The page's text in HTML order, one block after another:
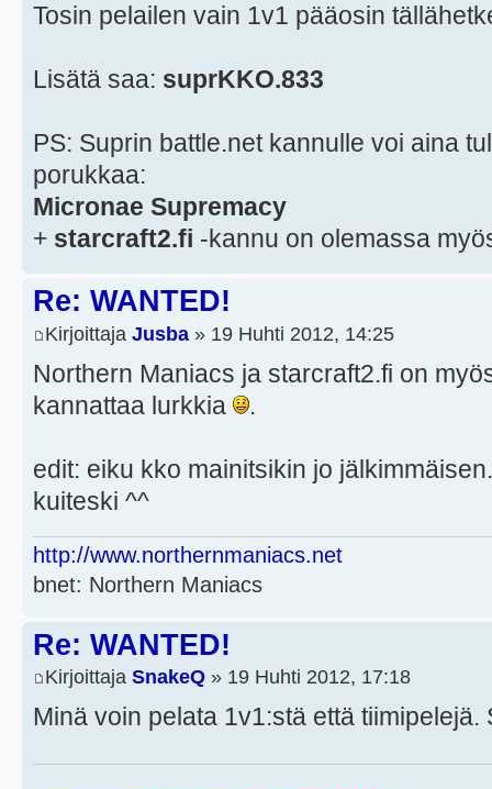
Tosin pelailen vain 1v1 pääosin
Lisätä saa: suprKKO.833
PS: Suprin battle.net kannulle voi aina
porukkaa:
Micronae Supremacy
+ starcraft2.fi -kannu on olemassa
Re: WANTED!
Kirjoittaja Jusba » 19 Huhti 2012, 14:25
Northern Maniacs ja starcraft2.fi on
kannattaa lurkkia
.
edit: eiku kko mainitsikin jo
kuiteski ^^
http://www.northernmaniacs.net
bnet: Northern Maniacs
Re: WANTED!
Kirjoittaja SnakeQ » 19 Huhti 2012, 17:18
Minä voin pelata 1v1:stä että tiimipelejä.